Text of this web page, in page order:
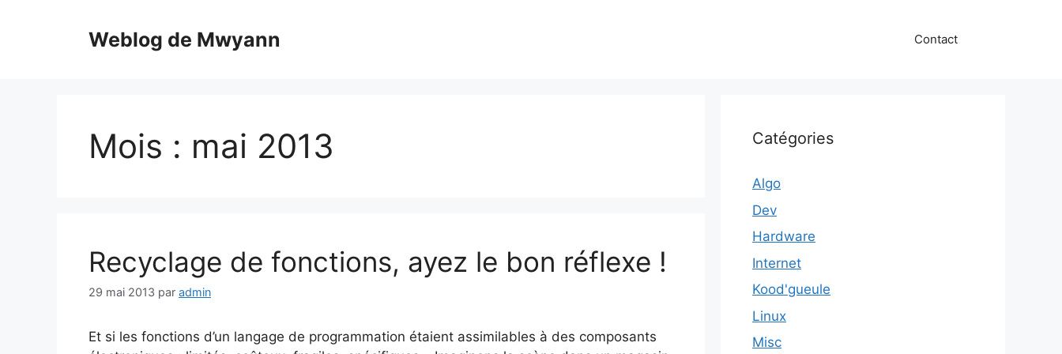
Weblog de Mwyann Contact
Mois : mai 2013
Recyclage de fonctions, ayez le bon réflexe !
29 mai 2013 par admin
Et si les fonctions d’un langage de programmation étaient assimilables à des composants
Catégories
Algo
Dev
Hardware
Internet
Kood'gueule
Linux
Misc